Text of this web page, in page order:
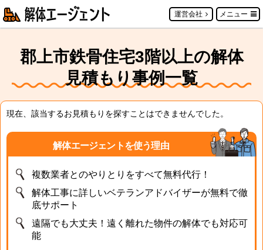
運営会社 メニュー
郡上市鉄骨住宅3階以上の解体
見積もり事例一覧
現在、該当するお見積もりを探すことはできませんでした。
解体エージェントを使う理由
複数業者とのやりとりをすべて無料代行！
解体工事に詳しいベテランアドバイザーが無料で徹
底サポート
遠隔でも大丈夫！遠く離れた物件の解体でも対応可
能